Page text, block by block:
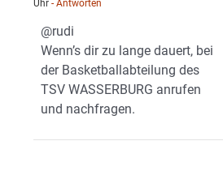
Uhr - Antworten
@rudi
Wenn’s dir zu lange dauert, bei
der Basketballabteilung des
TSV WASSERBURG anrufen
und nachfragen.